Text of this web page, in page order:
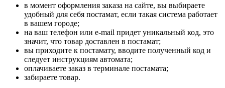
в момент оформления заказа на сайте, вы выбираете
удобный для себя постамат, если такая система работает
в вашем городе;
на ваш телефон или e-mail придет уникальный код, это
значит, что товар доставлен в постамат;
вы приходите к постамату, вводите полученный код и
следует инструкциям автомата;
оплачиваете заказ в терминале постамата;
забираете товар.